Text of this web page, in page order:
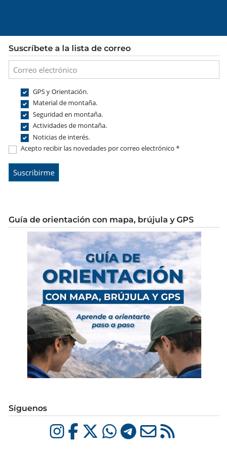
Suscríbete a la lista de correo
GPS y Orientación.
Material de montaña.
Seguridad en montaña.
Actividades de montaña.
Noticias de interés.
Acepto recibir las novedades por correo electrónico *
Guía de orientación con mapa, brújula y GPS
Síguenos